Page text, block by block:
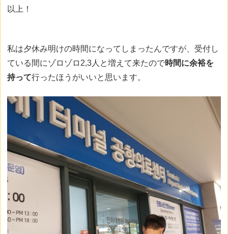
以上！
私は夕休み明けの時間になってしまったんですが、受付し
ている間にゾロゾロ2,3人と増えて来たので時間に余裕を
持って行ったほうがいいと思います。